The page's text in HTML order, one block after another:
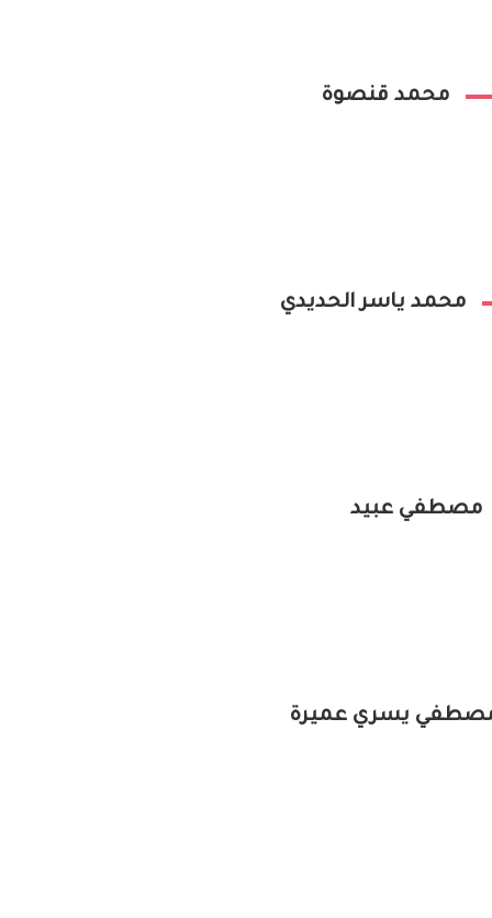
محمد قنصوة
محمد ياسر الحديدي
مصطفي عبيد
يسري عميرة